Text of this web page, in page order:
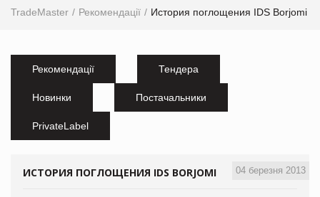
TradeMaster Рекомендації История поглощения IDS Borjomi
Рекомендації Тендера
Новинки Постачальники
PrivateLabel
04 березня 2013
ИСТОРИЯ ПОГЛОЩЕНИЯ IDS BORJOMI